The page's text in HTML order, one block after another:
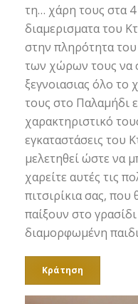
τη… χάρη τους στα
διαμερισματα του
στην πληρότητα
των χώρων τους να
ξεγνοιασιας όλο
τους στο Παλαμήδι
χαρακτηριστικό
εγκαταστάσεις του
μελετηθεί ώστε να
χαρείτε αυτές τις
πιτσιρίκια σας, που
παίξουν στο
διαμορφωμένη
Κράτηση